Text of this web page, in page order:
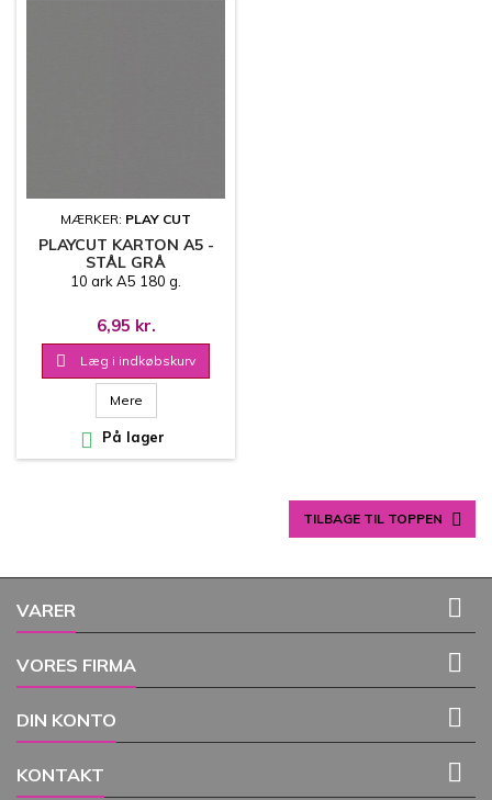
MÆRKER: PLAY CUT
PLAYCUT KARTON A5 -
STÅL GRÅ
10 ark A5 180 g.
6,95 kr.
 Læg i indkøbskurv
Mere
 På lager
TILBAGE TIL TOPPEN 
VARER 
VORES FIRMA 
DIN KONTO 
KONTAKT 